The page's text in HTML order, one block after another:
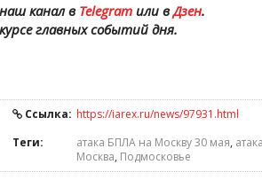
канал в Telegramили вДзен.
главных событий дня.
Ссылка: https://iarex.ru/news/97931.html
Теги: атака БПЛА на Москву 30 мая,
Москва, Подмосковье